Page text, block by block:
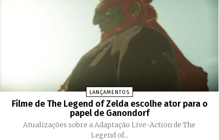
LANÇAMENTOS
Filme de The Legend of Zelda escolhe ator para o
papel de Ganondorf
Atualizações sobre a Adaptação Live-Action de The
Legend of...